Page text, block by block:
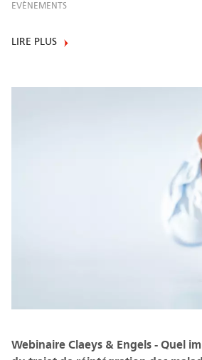
EVÈNEMENTS
LIRE PLUS
Webinaire Claeys & Engels - Quel